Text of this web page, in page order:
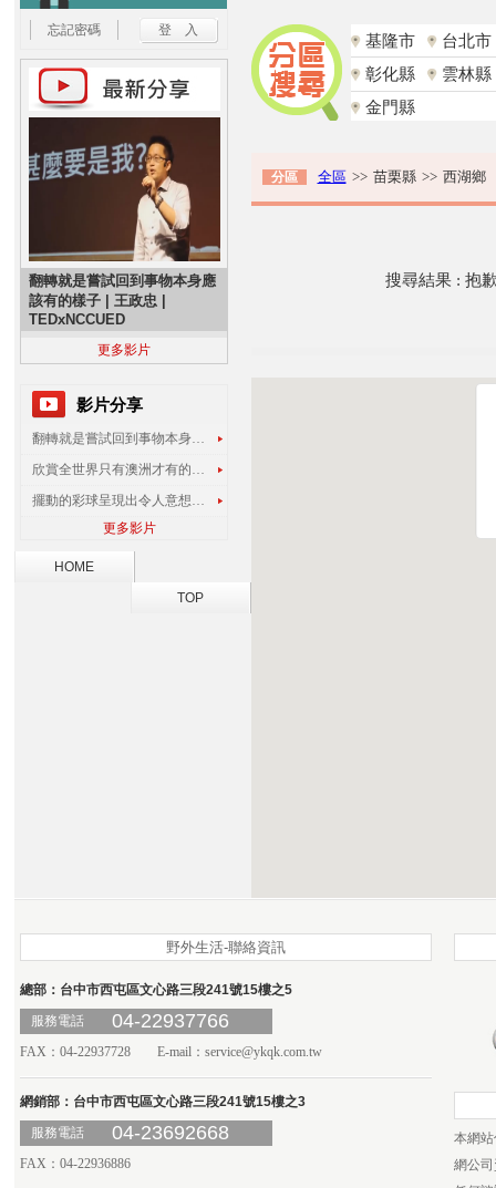
忘記密碼
翻轉就是嘗試回到事物本身應
該有的樣子 | 王政忠 |
TEDxNCCUED
更多影片
影片分享
翻轉就是嘗試回到事物本身應該有的樣子 | 王政忠 | TEDxNCCUED
欣賞全世界只有澳洲才有的孔雀蜘蛛
擺動的彩球呈現出令人意想不到的視覺效果
更多影片
基隆市
台北市
彰化縣
雲林縣
金門縣
分區 全區 >> 苗栗縣 >> 西湖鄉
搜尋結果 : 抱
HOME
TOP
野外生活-聯絡資訊
總部：台中市西屯區文心路三段241號15樓之5
服務電話
04-22937766
FAX：04-22937728 E-mail： service@ykqk.com.tw
網銷部：台中市西屯區文心路三段241號15樓之3
服務電話
04-23692668
FAX：04-22936886
本網
網公